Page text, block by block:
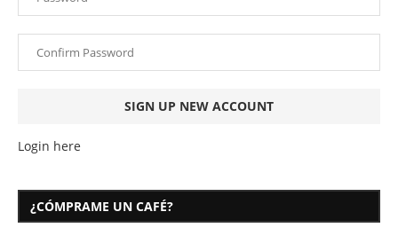
Login here
¿CÓMPRAME UN CAFÉ?